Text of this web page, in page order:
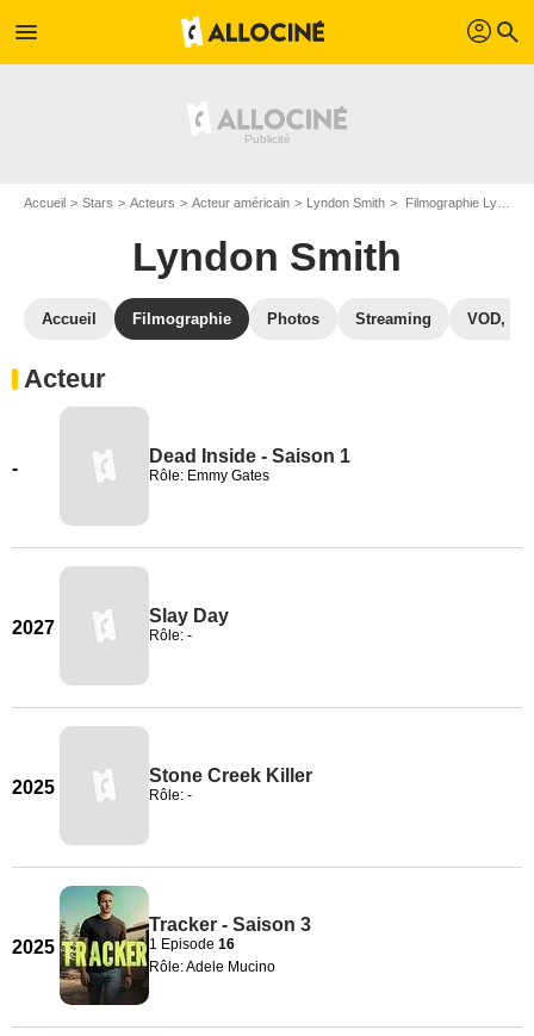
menu profil search
Accueil Stars Acteurs Acteur américain Lyndon Smith Filmographie Lyndon Smith
Lyndon Smith
Accueil Filmographie Photos Streaming VOD,
Acteur
-
Dead Inside - Saison 1
Rôle: Emmy Gates
2027
Slay Day
Rôle: -
2025
Stone Creek Killer
Rôle: -
2025
Tracker - Saison 3
1 Episode 16
Rôle: Adele Mucino